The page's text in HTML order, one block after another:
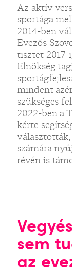
Az aktív
sportága
2014-ben
Evezős
tisztet
Elnökség
mindent
szükséges
2022-ben a
kérte
számára
révén is
sem
az